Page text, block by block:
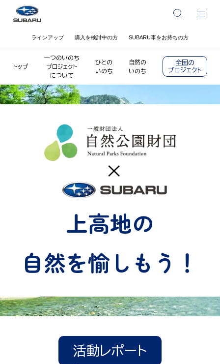
ラインアップ 購入を検討中の方 SUBARU車をお持ちの方
トップ
一つのいのち
プロジェクト
について
ひとの
いのち
自然の
いのち
全国の
プロジェクト
上高地の
自然を愉しもう！
活動レポート